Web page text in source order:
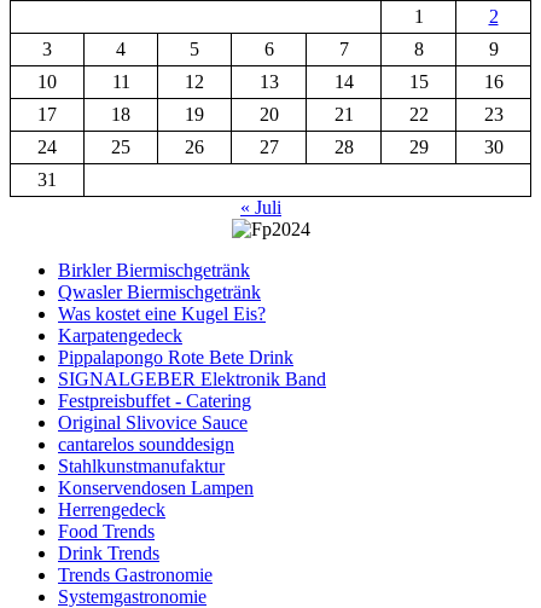
1
2
3
4 5 6 7 8
9
10
11 12 13 14 15
16
17
18 19 20 21 22
23
24
25 26 27 28 29
30
31
« Juli
Birkler Biermischgetränk
Qwasler Biermischgetränk
Was kostet eine Kugel Eis?
Karpatengedeck
Pippalapongo Rote Bete Drink
SIGNALGEBER Elektronik Band
Festpreisbuffet - Catering
Original Slivovice Sauce
cantarelos sounddesign
Stahlkunstmanufaktur
Konservendosen Lampen
Herrengedeck
Food Trends
Drink Trends
Trends Gastronomie
Systemgastronomie